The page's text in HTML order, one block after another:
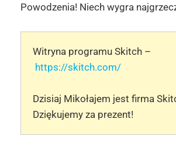
Powodzenia! Niech wygra
Witryna programu Skitch –
https://skitch.com/
Dzisiaj Mikołajem jest firma
Dziękujemy za prezent!